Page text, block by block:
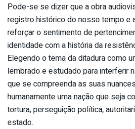
Pode-se se dizer que a obra
registro histórico do nosso tempo e
reforçar o sentimento de
identidade com a história da
Elegendo o tema da ditadura como
lembrado e estudado para interferir
que se compreenda as suas
humanamente uma nação que seja
tortura, perseguição política,
estado.